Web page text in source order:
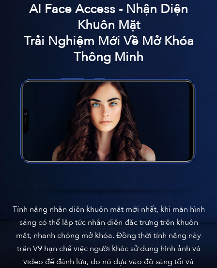
AI Face Access - Nhận Diện
Khuôn Mặt
Trải Nghiệm Mới Về Mở Khóa
Thông Minh
Tính năng nhân diện khuôn mặt mới nhất, khi màn hình
sáng có thể lập tức nhận diện đặc trưng trên khuôn
mặt, nhanh chóng mở khóa. Đồng thời tính năng này
trên V9 hạn chế việc người khác sử dụng hình ảnh và
video để đánh lừa, do nó dựa vào độ sáng tối và